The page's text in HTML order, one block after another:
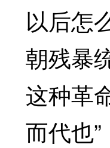
以后怎
朝残暴
这种革
而代也